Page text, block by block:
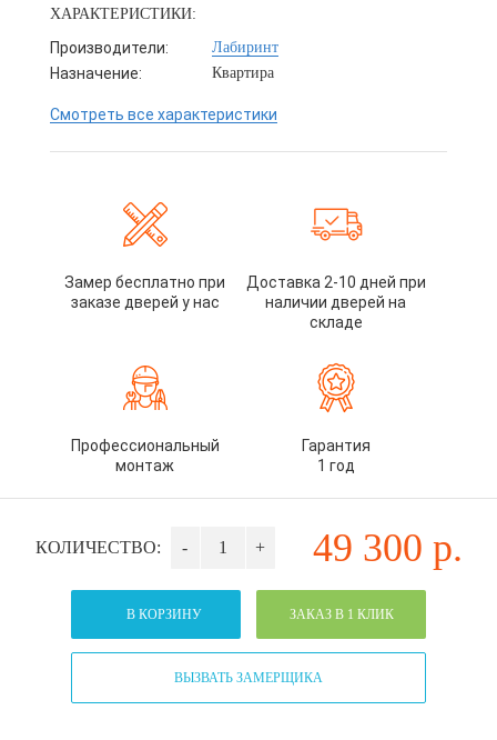
ХАРАКТЕРИСТИКИ:
Производители: Лабиринт
Назначение: Квартира
Смотреть все характеристики
Замер бесплатно при
заказе дверей у нас
Доставка 2-10 дней при
наличии дверей на
складе
Профессиональный
монтаж
Гарантия
1 год
КОЛИЧЕСТВО: - + 49 300 р.
В КОРЗИНУ ЗАКАЗ В 1 КЛИК
ВЫЗВАТЬ ЗАМЕРЩИКА